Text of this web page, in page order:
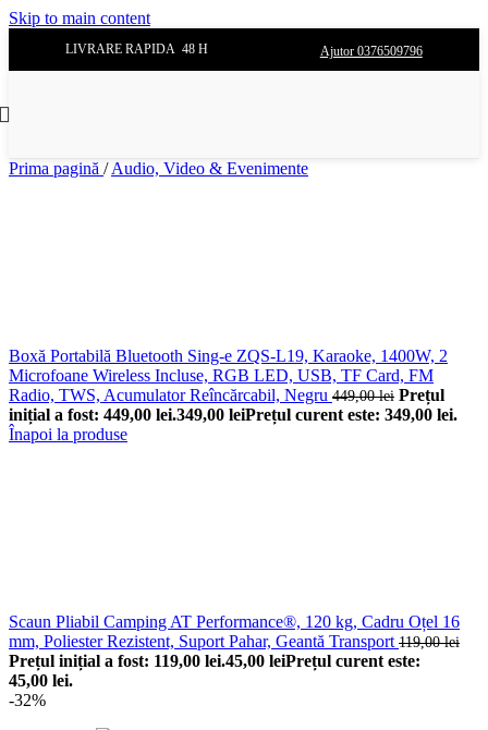
Skip to main content
LIVRARE RAPIDA 48 H Ajutor 0376509796
Prima pagină / Audio, Video & Evenimente
Boxă Portabilă Bluetooth Sing-e ZQS-L19, Karaoke, 1400W, 2
Microfoane Wireless Incluse, RGB LED, USB, TF Card, FM
Radio, TWS, Acumulator Reîncărcabil, Negru 449,00lei Prețul
inițial a fost: 449,00 lei.349,00 leiPrețul curent este: 349,00 lei.
Înapoi la produse
Scaun Pliabil Camping AT Performance®, 120 kg, Cadru Oțel 16
mm, Poliester Rezistent, Suport Pahar, Geantă Transport 119,00lei
Prețul inițial a fost: 119,00 lei.45,00 leiPrețul curent este:
45,00 lei.
-32%